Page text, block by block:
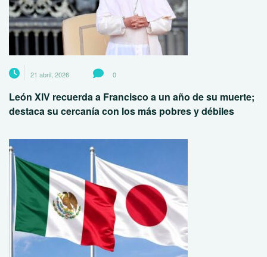
21 abril, 2026 0
León XIV recuerda a Francisco a un año de su muerte;
destaca su cercanía con los más pobres y débiles